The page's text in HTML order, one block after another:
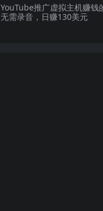
YouTube推广虚拟主机赚钱
无需录音，日赚130美元